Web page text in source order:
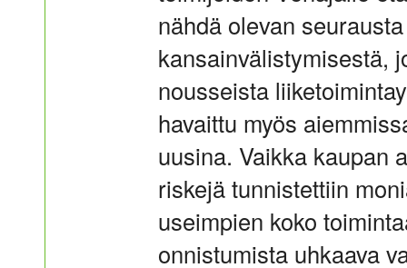
nähdä olevan
kansainvälistymisestä,
nousseista
havaittu myös
uusina. Vaikka kaupan
riskejä tunnistettiin
useimpien koko
onnistumista uhkaava